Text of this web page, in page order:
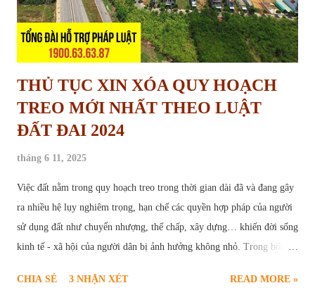
THỦ TỤC XIN XÓA QUY HOẠCH
TREO MỚI NHẤT THEO LUẬT
ĐẤT ĐAI 2024
tháng 6 11, 2025
Việc đất nằm trong quy hoạch treo trong thời gian dài đã và đang gây
ra nhiều hệ lụy nghiêm trọng, hạn chế các quyền hợp pháp của người
sử dụng đất như chuyển nhượng, thế chấp, xây dựng… khiến đời sống
kinh tế - xã hội của người dân bị ảnh hưởng không nhỏ. Trong bối
thiết và chính đáng của nhiều hộ gia đình, cá nhân. Để giúp người dân
CHIA SẺ 3 NHẬN XÉT READ MORE »